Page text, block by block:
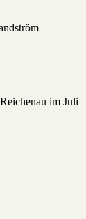
im Juli